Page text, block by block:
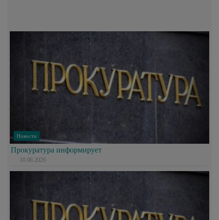
Новости
Прокуратура информирует
10.06.2026